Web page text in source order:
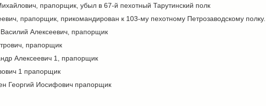
прапорщик, убыл в 67-й пехотный Тарутинский полк
прапорщик, прикомандирован к 103-му пехотному Петрозаводскому полку.
Алексеевич, прапорщик
прапорщик
Алексеевич 1, прапорщик
1 прапорщик
Георгий Иосифович прапорщик